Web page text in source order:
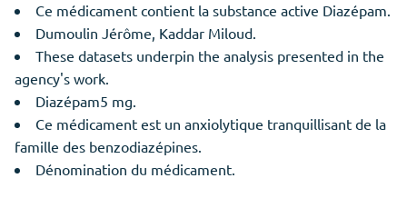
Ce médicament contient la substance active Diazépam.
Dumoulin Jérôme, Kaddar Miloud.
These datasets underpin the analysis presented in the
agency's work.
Diazépam5 mg.
Ce médicament est un anxiolytique tranquillisant de la
famille des benzodiazépines.
Dénomination du médicament.